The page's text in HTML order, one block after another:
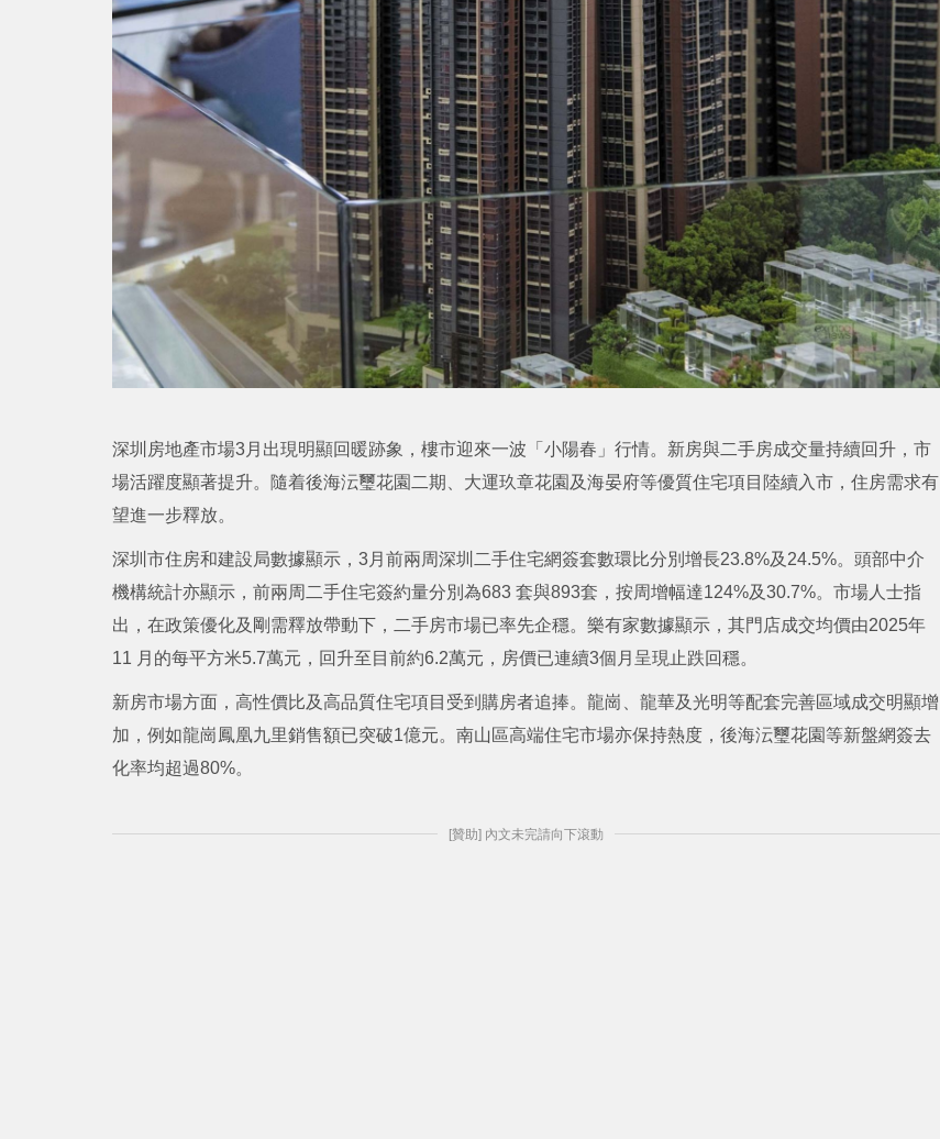
深圳房地產市場3月出現明顯回暖跡象，樓市迎來一波「小陽春」行情。新房與二手房成交量持續回升，市
場活躍度顯著提升。隨着後海沄璽花園二期、大運玖章花園及海晏府等優質住宅項目陸續入市，住房需求有
望進一步釋放。
深圳市住房和建設局數據顯示，3月前兩周深圳二手住宅網簽套數環比分別增長23.8%及24.5%。頭部中介
機構統計亦顯示，前兩周二手住宅簽約量分別為683 套與893套，按周增幅達124%及30.7%。市場人士指
出，在政策優化及剛需釋放帶動下，二手房市場已率先企穩。樂有家數據顯示，其門店成交均價由2025年
11 月的每平方米5.7萬元，回升至目前約6.2萬元，房價已連續3個月呈現止跌回穩。
新房市場方面，高性價比及高品質住宅項目受到購房者追捧。龍崗、龍華及光明等配套完善區域成交明顯增
加，例如龍崗鳳凰九里銷售額已突破1億元。南山區高端住宅市場亦保持熱度，後海沄璽花園等新盤網簽去
化率均超過80%。
[贊助] 內文未完請向下滾動